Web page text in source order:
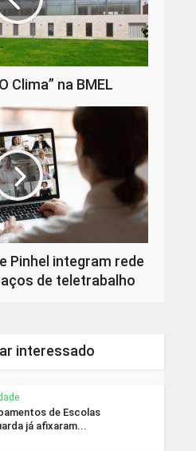
Clima” na BMEL
Pinhel integram rede
de teletrabalho
interessado
de Escolas
já afixaram...